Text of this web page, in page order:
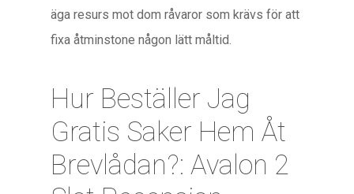
äga resurs mot dom råvaror som krävs för att
fixa åtminstone någon lätt måltid.
Hur Beställer Jag
Gratis Saker Hem Åt
Brevlådan?: Avalon 2